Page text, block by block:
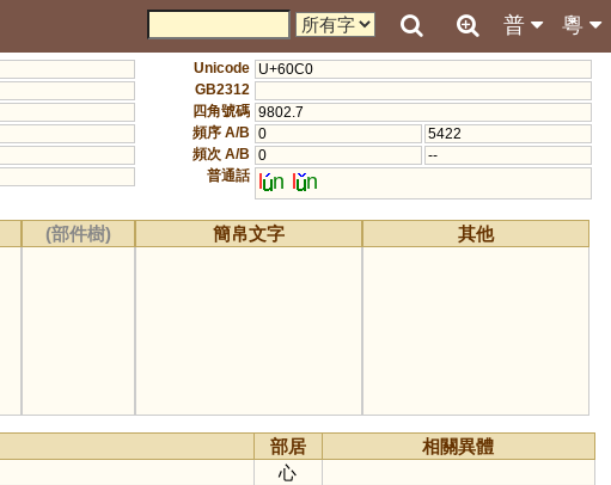
粵
普
Unicode U+60C0
GB2312
四角號碼 9802.7
頻序 A/B 0
5422
頻次 A/B 0
--
普通話 l n l n
(部件樹) 簡帛文字 其他
部居
相關異體
心